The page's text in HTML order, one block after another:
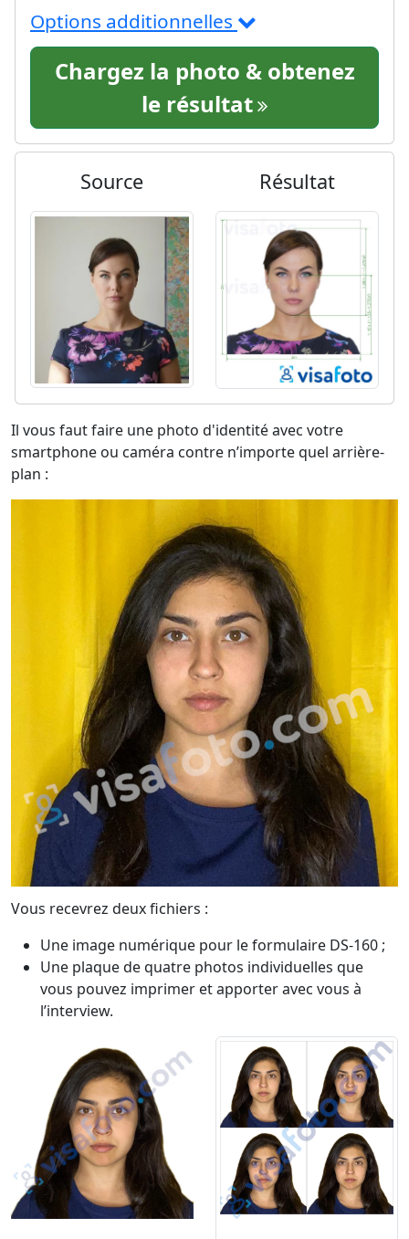
Options additionnelles
Chargez la photo & obtenez
le résultat
Source Résultat
Il vous faut faire une photo d'identité avec votre
smartphone ou caméra contre n’importe quel arrière-
plan :
Vous recevrez deux fichiers :
Une image numérique pour le formulaire DS-160 ;
Une plaque de quatre photos individuelles que
vous pouvez imprimer et apporter avec vous à
l’interview.